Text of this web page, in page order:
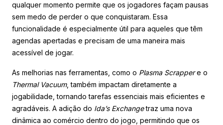
qualquer momento permite que os jogadores façam pausas
sem medo de perder o que conquistaram. Essa
funcionalidade é especialmente útil para aqueles que têm
agendas apertadas e precisam de uma maneira mais
acessível de jogar.
As melhorias nas ferramentas, como o Plasma Scrappere o
Thermal Vacuum, também impactam diretamente a
jogabilidade, tornando tarefas essenciais mais eficientes e
agradáveis. A adição do Ida’s Exchangetraz uma nova
dinâmica ao comércio dentro do jogo, permitindo que os